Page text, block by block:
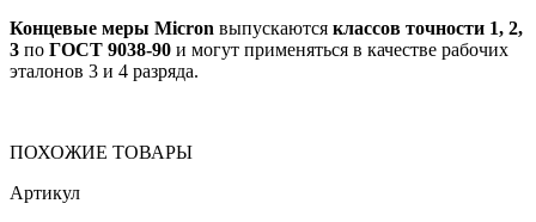
Концевые меры Micron выпускаются классов точности 1, 2,
3 по ГОСТ 9038-90 и могут применяться в качестве рабочих
эталонов 3 и 4 разряда.
ПОХОЖИЕ ТОВАРЫ
Артикул